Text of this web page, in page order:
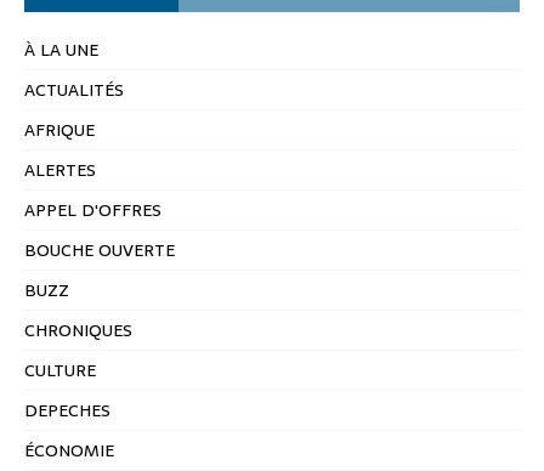
À LA UNE
ACTUALITÉS
AFRIQUE
ALERTES
APPEL D'OFFRES
BOUCHE OUVERTE
BUZZ
CHRONIQUES
CULTURE
DEPECHES
ÉCONOMIE